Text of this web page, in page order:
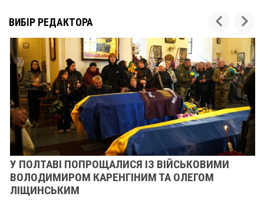
ВИБІР РЕДАКТОРА
У ПОЛТАВІ ПОПРОЩАЛИСЯ ІЗ ВІЙСЬКОВИМИ
ВОЛОДИМИРОМ КАРЕНГІНИМ ТА ОЛЕГОМ
ЛІЩИНСЬКИМ